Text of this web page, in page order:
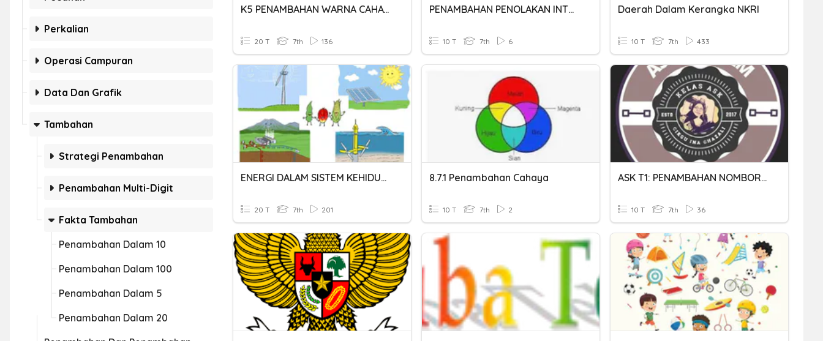
Perkalian
Operasi Campuran
Data Dan Grafik
Tambahan
Strategi Penambahan
Penambahan Multi-Digit
Fakta Tambahan
Penambahan Dalam 10
Penambahan Dalam 100
Penambahan Dalam 5
Penambahan Dalam 20
K5 PENAMBAHAN WARNA CAHAYA
20 T 7th 136
PENAMBAHAN PENOLAKAN INTEGER
10 T 7th 6
Daerah Dalam Kerangka NKRI
10 T 7th 433
ENERGI DALAM SISTEM KEHIDUPAN
20 T 7th 201
8.7.1 Penambahan Cahaya
10 T 7th 2
ASK T1: PENAMBAHAN NOMBOR PERDUAAN
10 T 7th 36